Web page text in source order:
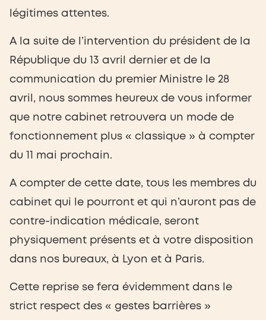
légitimes attentes.
A la suite de l’intervention du président de la
République du 13 avril dernier et de la
communication du premier Ministre le 28
avril, nous sommes heureux de vous informer
que notre cabinet retrouvera un mode de
fonctionnement plus « classique » à compter
du 11 mai prochain.
A compter de cette date, tous les membres du
cabinet qui le pourront et qui n’auront pas de
contre-indication médicale, seront
physiquement présents et à votre disposition
dans nos bureaux, à Lyon et à Paris.
Cette reprise se fera évidemment dans le
strict respect des « gestes barrières »